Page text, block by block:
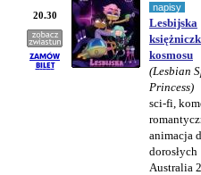
20.30
napisy
Lesbijska
kosmosu
(Lesbian
Princess)
sci-fi,
animacja
dorosłych
Australia